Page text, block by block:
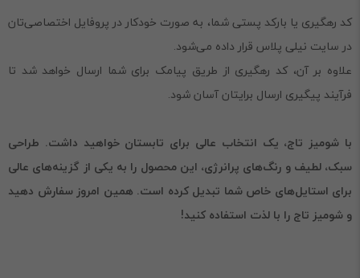
کد رهگیری یا بارکد پستی شما، به صورت خودکار در پروفایل اختصاصی‌تان
در سایت نیلی پلاس قرار داده می‌شود.
علاوه بر آن، کد رهگیری از طریق پیامک برای شما ارسال خواهد شد تا
فرآیند پیگیری ارسال برایتان آسان شود.
با شومیز تاج، یک انتخاب عالی برای تابستان خواهید داشت. طراحی
سبک، لطیف و رنگ‌های پرانرژی، این محصول را به یکی از گزینه‌های عالی
برای استایل‌های خاص شما تبدیل کرده است. همین امروز سفارش دهید
و شومیز تاج را با لذت استفاده کنید!